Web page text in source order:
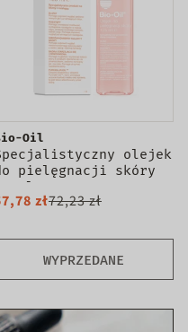
WYPRZEDANE
Oil
olejek
pielęgnacji skóry
125ml
zł72,23 zł